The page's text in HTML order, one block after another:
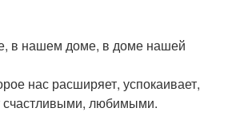
в нашем доме, в доме нашей
нас расширяет, успокаивает,
счастливыми, любимыми.